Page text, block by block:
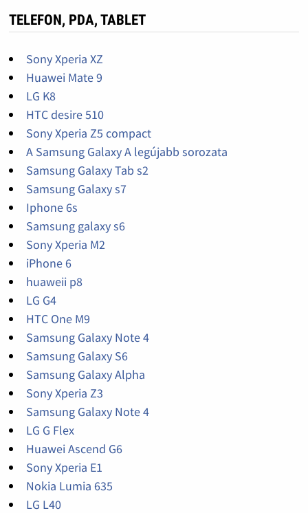
TELEFON, PDA, TABLET
Sony Xperia XZ
Huawei Mate 9
LG K8
HTC desire 510
Sony Xperia Z5 compact
A Samsung Galaxy A legújabb sorozata
Samsung Galaxy Tab s2
Samsung Galaxy s7
Iphone 6s
Samsung galaxy s6
Sony Xperia M2
iPhone 6
huaweii p8
LG G4
HTC One M9
Samsung Galaxy Note 4
Samsung Galaxy S6
Samsung Galaxy Alpha
Sony Xperia Z3
Samsung Galaxy Note 4
LG G Flex
Huawei Ascend G6
Sony Xperia E1
Nokia Lumia 635
LG L40